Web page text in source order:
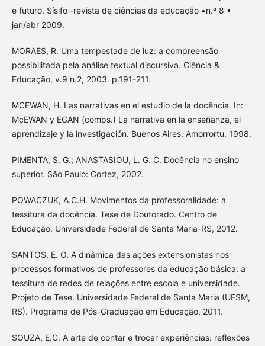
e futuro. Sísifo -revista de ciências da educação •n.º 8 •
jan/abr 2009.
MORAES, R. Uma tempestade de luz: a compreensão
possibilitada pela análise textual discursiva. Ciência &
Educação, v.9 n.2, 2003. p.191-211.
MCEWAN, H. Las narrativas en el estudio de la docência. In:
McEWAN y EGAN (comps.) La narrativa en la enseñanza, el
aprendizaje y la investigación. Buenos Aires: Amorrortu, 1998.
PIMENTA, S. G.; ANASTASIOU, L. G. C. Docência no ensino
superior. São Paulo: Cortez, 2002.
POWACZUK, A.C.H. Movimentos da professoralidade: a
tessitura da docência. Tese de Doutorado. Centro de
Educação, Universidade Federal de Santa Maria-RS, 2012.
SANTOS, E. G. A dinâmica das ações extensionistas nos
processos formativos de professores da educação básica: a
tessitura de redes de relações entre escola e universidade.
Projeto de Tese. Universidade Federal de Santa Maria (UFSM,
RS). Programa de Pós-Graduação em Educação, 2011.
SOUZA, E.C. A arte de contar e trocar experiências: reflexões